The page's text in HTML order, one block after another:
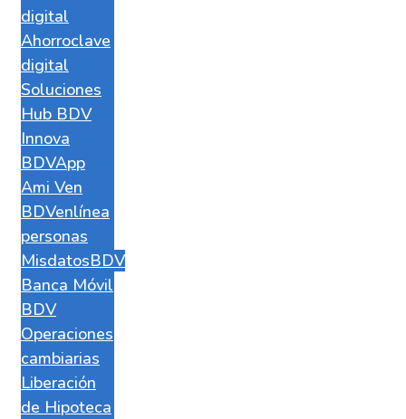
digital
Ahorroclave
digital
Soluciones
Hub BDV
Innova
BDVApp
Ami Ven
BDVenlínea
personas
MisdatosBDV
Banca Móvil
BDV
Operaciones
cambiarias
Liberación
de Hipoteca